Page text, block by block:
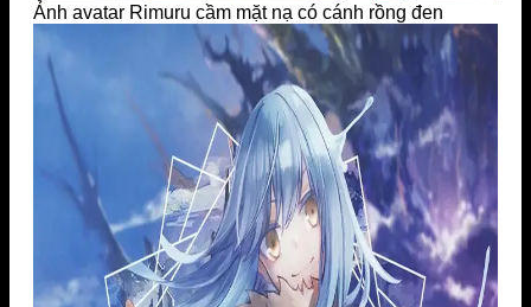
Ảnh avatar Rimuru cầm mặt nạ có cánh rồng đen